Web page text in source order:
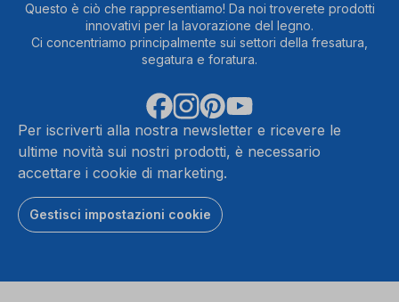
Questo è ciò che rappresentiamo! Da noi troverete prodotti
innovativi per la lavorazione del legno.
Ci concentriamo principalmente sui settori della fresatura,
segatura e foratura.
Per iscriverti alla nostra newsletter e ricevere le
ultime novità sui nostri prodotti, è necessario
accettare i cookie di marketing.
Gestisci impostazioni cookie